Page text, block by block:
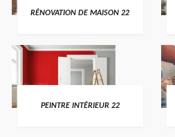
RÉNOVATION DE MAISON 22
PEINTRE INTÉRIEUR 22